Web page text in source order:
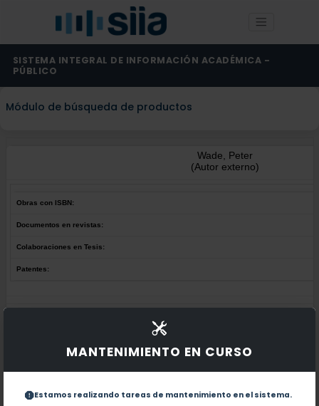
MANTENIMIENTO EN CURSO
Estamos realizando tareas de mantenimiento en el sistema.
SISTEMA INTEGRAL DE INFORMACIÓN ACADÉMICA -
PÚBLICO
Módulo de búsqueda de productos
Wade, Peter
(Autor externo)
Obras con ISBN:
Documentos en revistas:
Colaboraciones en Tesis:
Patentes: